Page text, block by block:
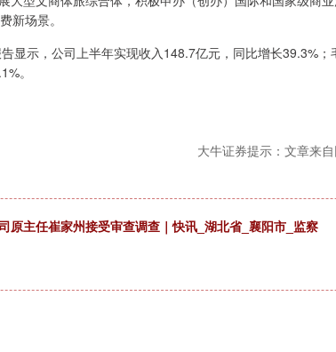
新场景。
示，公司上半年实现收入148.7亿元，同比增长39.3%；
。
大牛证券提示：文章来
原主任崔家州接受审查调查｜快讯_湖北省_襄阳市_监察